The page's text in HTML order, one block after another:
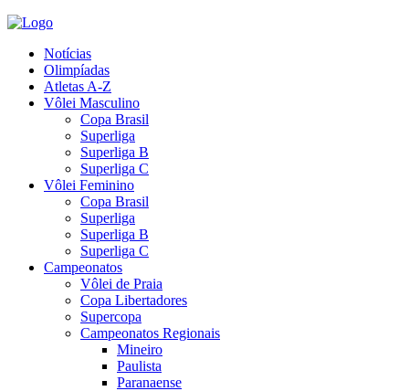
Notícias
Olimpíadas
Atletas A-Z
Vôlei Masculino
Copa Brasil
Superliga
Superliga B
Superliga C
Vôlei Feminino
Copa Brasil
Superliga
Superliga B
Superliga C
Campeonatos
Vôlei de Praia
Copa Libertadores
Supercopa
Campeonatos Regionais
Mineiro
Paulista
Paranaense